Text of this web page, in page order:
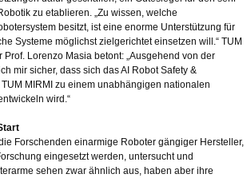
zu etablieren. „Zu wissen, welche
besitzt, ist eine enorme Unterstützung für
Systeme möglichst zielgerichtet einsetzen will.“ TUM
Prof. Lorenzo Masia betont: „Ausgehend von der
mir sicher, dass sich das AI Robot Safety &
MIRMI zu einem unabhängigen nationalen
wird.“
Forschenden einarmige Roboter gängiger Hersteller,
eingesetzt werden, untersucht und
sehen zwar ähnlich aus, haben aber ihre